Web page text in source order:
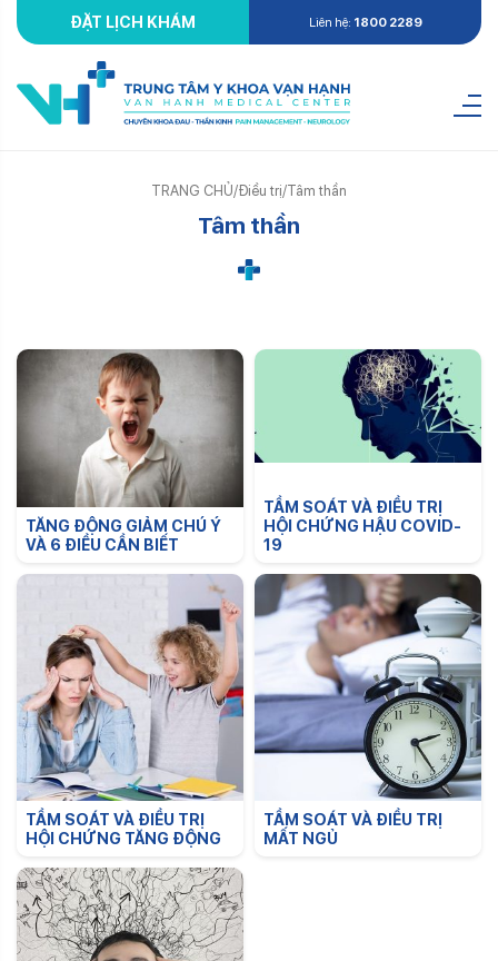
ĐẶT LỊCH KHÁM Liên hệ: 1800 2289
TRANG CHỦ/Điều trị/Tâm thần
Tâm thần
TĂNG ĐỘNG GIẢM CHÚ Ý
VÀ 6 ĐIỀU CẦN BIẾT
TẦM SOÁT VÀ ĐIỀU TRỊ
HỘI CHỨNG HẬU COVID-
19
TẦM SOÁT VÀ ĐIỀU TRỊ
HỘI CHỨNG TĂNG ĐỘNG
TẦM SOÁT VÀ ĐIỀU TRỊ
MẤT NGỦ